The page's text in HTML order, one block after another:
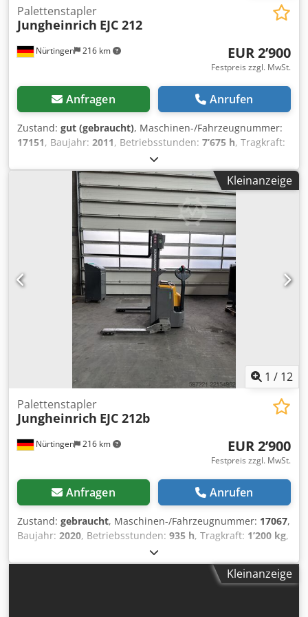
Nürtingen 216 km
Palettenstapler
Jungheinrich EJC 212
EUR 2’900
Festpreis zzgl. MwSt.
Anfragen Anrufen
Zustand: gut (gebraucht), Maschinen-/Fahrzeugnummer:
17151, Baujahr: 2011, Betriebsstunden: 7’675 h, Tragkraft:
3’600 mm, Lastschwerpunkt:
Kraftstofftyp:elektrisch, Masttyp:Simplex, Bauhöhe:2’250
, Gabellänge:1’150 mm, Gesamtgewicht: 1’191 kg,
5227922 Dcodpozfdtcofx Ag Eok Seriennummer: 90389567
Kleinanzeige
1 / 12
Nürtingen 216 km
Palettenstapler
Jungheinrich EJC 212b
EUR 2’900
Festpreis zzgl. MwSt.
Anfragen Anrufen
Zustand: gebraucht, Maschinen-/Fahrzeugnummer: 17067,
Baujahr: 2020, Betriebsstunden: 935 h, Tragkraft: 1’200 kg,
, Freihub:
600 mm, Kraftstofftyp:elektrisch, Masttyp:Duplex,
24 V , Gabellänge:
Kleinanzeige